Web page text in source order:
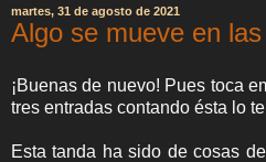
martes, 31 de agosto de 2021
Algo se mueve en
¡Buenas de nuevo! Pues toca
tres entradas contando ésta lo
Esta tanda ha sido de cosas